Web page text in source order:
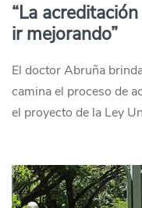
“La
ir mejorando”
El doctor Abruña
camina el proceso de
el proyecto de la Ley